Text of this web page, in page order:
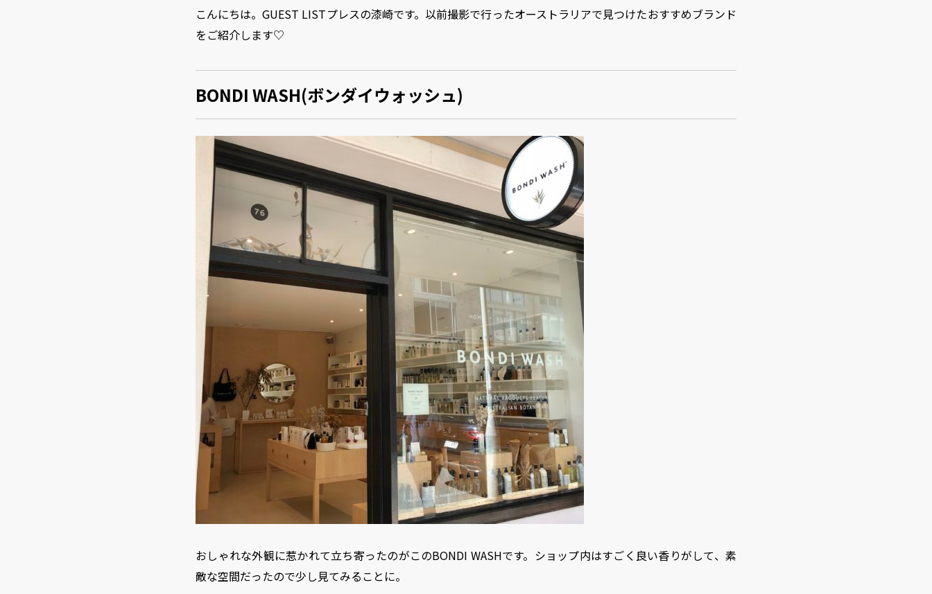
こんにちは。GUEST LISTプレスの漆崎です。以前撮影で行ったオーストラリアで見つけたおすすめブランド
をご紹介します♡
BONDI WASH(ボンダイウォッシュ)
おしゃれな外観に惹かれて立ち寄ったのがこのBONDI WASHです。ショップ内はすごく良い香りがして、素
敵な空間だったので少し見てみることに。